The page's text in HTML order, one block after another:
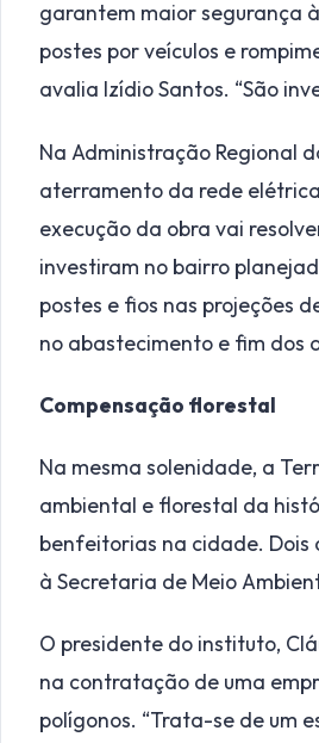
garantem maior segurança
postes por veículos e
avalia Izídio Santos. “São
Na Administração Regional
aterramento da rede
execução da obra vai
investiram no bairro
postes e fios nas projeções
no abastecimento e fim dos
Compensação florestal
Na mesma solenidade, a
ambiental e florestal da
benfeitorias na cidade. Dois
à Secretaria de Meio
O presidente do instituto,
na contratação de uma
polígonos. “Trata-se de um